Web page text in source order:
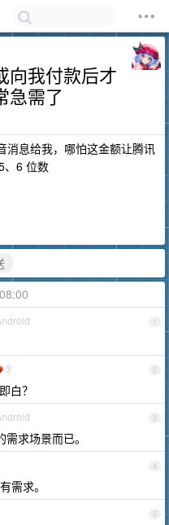
向我付款后才
急需了
消息给我，哪怕这金额让腾讯
、6 位数
1
2
3
白？
3
求场景而已。
4
需求。
5